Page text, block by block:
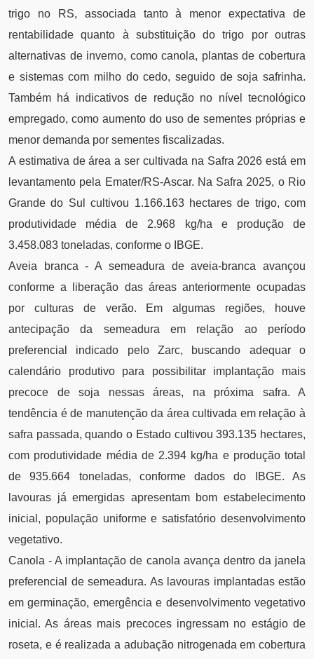
trigo no RS, associada tanto à menor expectativa de
rentabilidade quanto à substituição do trigo por outras
alternativas de inverno, como canola, plantas de cobertura
e sistemas com milho do cedo, seguido de soja safrinha.
Também há indicativos de redução no nível tecnológico
empregado, como aumento do uso de sementes próprias e
menor demanda por sementes fiscalizadas.
A estimativa de área a ser cultivada na Safra 2026 está em
levantamento pela Emater/RS-Ascar. Na Safra 2025, o Rio
Grande do Sul cultivou 1.166.163 hectares de trigo, com
produtividade média de 2.968 kg/ha e produção de
3.458.083 toneladas, conforme o IBGE.
Aveia branca - A semeadura de aveia-branca avançou
conforme a liberação das áreas anteriormente ocupadas
por culturas de verão. Em algumas regiões, houve
antecipação da semeadura em relação ao período
preferencial indicado pelo Zarc, buscando adequar o
calendário produtivo para possibilitar implantação mais
precoce de soja nessas áreas, na próxima safra. A
tendência é de manutenção da área cultivada em relação à
safra passada, quando o Estado cultivou 393.135 hectares,
com produtividade média de 2.394 kg/ha e produção total
de 935.664 toneladas, conforme dados do IBGE. As
lavouras já emergidas apresentam bom estabelecimento
inicial, população uniforme e satisfatório desenvolvimento
vegetativo.
Canola - A implantação de canola avança dentro da janela
preferencial de semeadura. As lavouras implantadas estão
em germinação, emergência e desenvolvimento vegetativo
inicial. As áreas mais precoces ingressam no estágio de
roseta, e é realizada a adubação nitrogenada em cobertura